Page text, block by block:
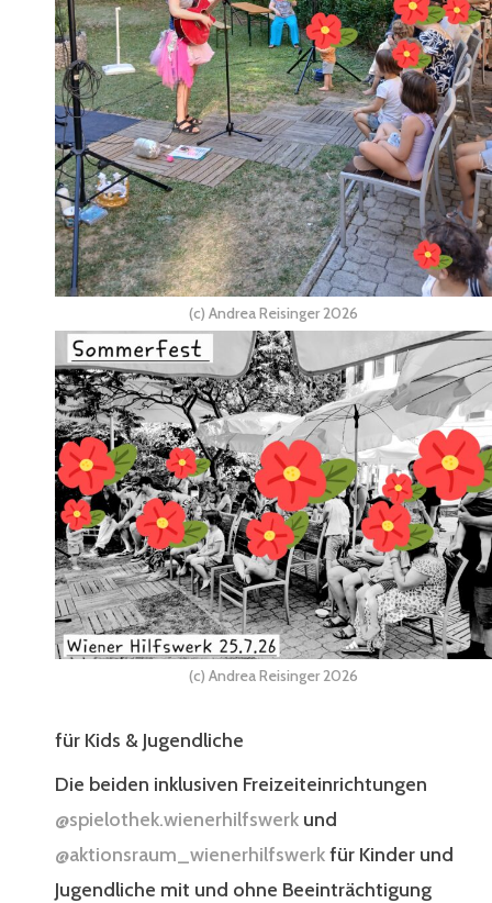
(c) Andrea Reisinger 2026
(c) Andrea Reisinger 2026
für Kids & Jugendliche
Die beiden inklusiven Freizeiteinrichtungen
@spielothek.wienerhilfswerk und
@aktionsraum_wienerhilfswerkfür Kinder und
Jugendliche mit und ohne Beeinträchtigung